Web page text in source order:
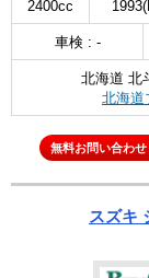
2400cc
車検 : -
北海道 北
北海道
無料お問い合わせ
スズキ